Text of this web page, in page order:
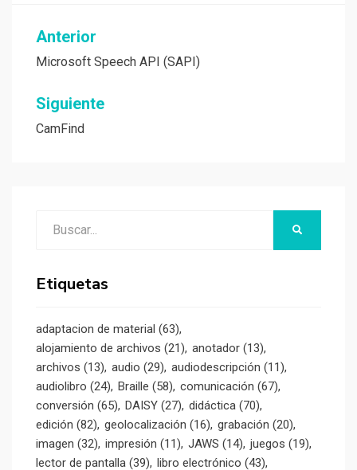
Navegación
de
entradas
Anterior
Microsoft Speech API (SAPI)
Siguiente
CamFind
Etiquetas
adaptacion de material (63)
alojamiento de archivos (21) anotador (13)
archivos (13) audio (29) audiodescripción (11)
audiolibro (24) Braille (58) comunicación (67)
conversión (65) DAISY (27) didáctica (70)
edición (82) geolocalización (16) grabación (20)
imagen (32) impresión (11) JAWS (14) juegos (19)
lector de pantalla (39) libro electrónico (43)